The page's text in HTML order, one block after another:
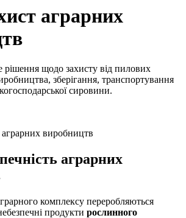
аграрних
рішення щодо захисту від пилових
зберігання, транспортування
сировини.
виробництв
аграрних
комплексу переробляються
продукти рослинного